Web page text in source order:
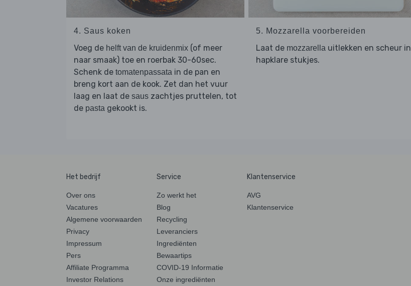
4. Saus koken
Voeg de helft van de kruidenmix (of meer
naar smaak) toe en roerbak 30-60sec.
Schenk de tomatenpassata in de pan en
breng kort aan de kook. Zet dan het vuur
laag en laat de saus zachtjes pruttelen, tot
de pasta gekookt is.
5. Mozzarella voorbereiden
Laat de mozzarella uitlekken en scheur in
hapklare stukjes.
Het bedrijf
Over ons
Vacatures
Algemene voorwaarden
Privacy
Impressum
Pers
Affiliate Programma
Investor Relations
Service
Zo werkt het
Blog
Recycling
Leveranciers
Ingrediënten
Bewaartips
COVID-19 Informatie
Onze ingrediënten
Klantenservice
AVG
Klantenservice